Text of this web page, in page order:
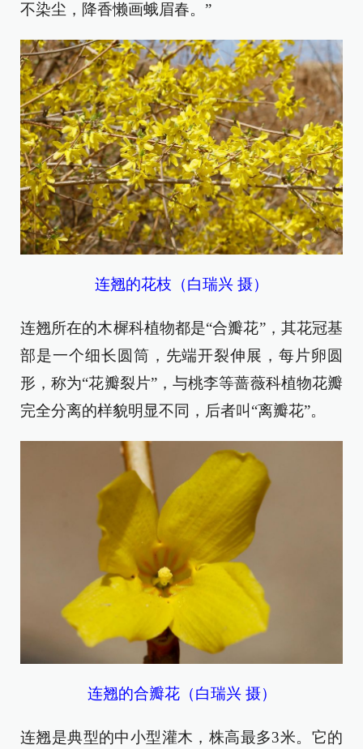
不染尘，降香懒画蛾眉春。”
连翘的花枝（白瑞兴 摄）
连翘所在的木樨科植物都是“合瓣花”，其花冠基
部是一个细长圆筒，先端开裂伸展，每片卵圆
形，称为“花瓣裂片”，与桃李等蔷薇科植物花瓣
完全分离的样貌明显不同，后者叫“离瓣花”。
连翘的合瓣花（白瑞兴 摄）
连翘是典型的中小型灌木，株高最多3米。它的